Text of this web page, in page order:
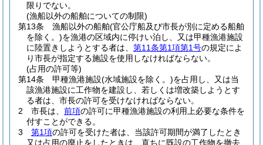
限りでない。
(漁船以外の船舶についての制限)
第13条
漁船以外の船舶(官公庁船及び市長が別に定める船舶
を除く。)を漁港の区域内に停けい泊し、又は甲種漁港施設
に陸置きしようとする者は、 第11条第1項第1号の規定によ
り市長が指定する施設を使用しなければならない。
(占用の許可等)
第14条
甲種漁港施設(水域施設を除く。)を占用し、又は当
該漁港施設に工作物を建設し、若しくは増改築しようとす
る者は、市長の許可を受けなければならない。
2
市長は、 前項の許可に甲種漁港施設の利用上必要な条件を
付すことができる。
3
第1項の許可を受けた者は、当該許可期間が満了したとき
又は占用の廃止をしたときは、直ちに既設の工作物を撤去